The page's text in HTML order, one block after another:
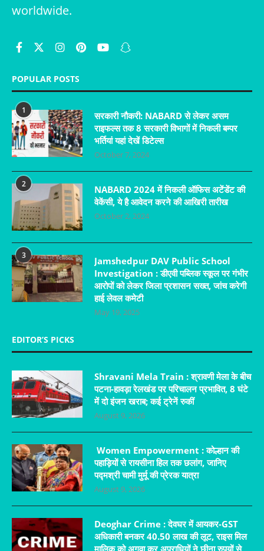
worldwide.
POPULAR POSTS
1
सरकारी नौकरी: NABARD से लेकर असम
राइफल्स तक 8 सरकारी विभागों में निकली बम्पर
भर्तियां यहां देखें डिटेल्स
October 7, 2024
2
NABARD 2024 में निकली ऑफिस अटेंडेंट की
वेकेंसी, ये है आवेदन करने की आखिरी तारीख
October 2, 2024
3
Jamshedpur DAV Public School
Investigation : डीएवी पब्लिक स्कूल पर गंभीर
आरोपों को लेकर जिला प्रशासन सख्त, जांच करेगी
हाई लेवल कमेटी
May 19, 2025
EDITOR’S PICKS
Shravani Mela Train : श्रावणी मेला के बीच
पटना-हावड़ा रेलखंड पर परिचालन प्रभावित, 8 घंटे
में दो इंजन खराब; कई ट्रेनें रुकीं
August 9, 2026
Women Empowerment : कोल्हान की
पहाड़ियों से रायसीना हिल तक छलांग, जानिए
पद्मश्री चामी मुर्मू की प्रेरक यात्रा
August 9, 2026
Deoghar Crime : देवघर में आयकर-GST
अधिकारी बनकर 40.50 लाख की लूट, राइस मिल
मालिक को अगवा कर अपराधियों ने छीना रुपयों से